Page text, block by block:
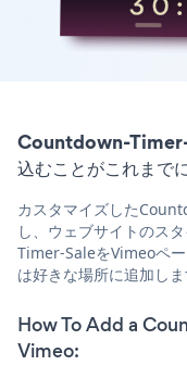
Countdown-Timer-
込むことがこれまで
カスタマイズした
し、ウェブサイトのス
Timer-SaleをVimeoペ
は好きな場所に追加しま
How To Add a
Vimeo: